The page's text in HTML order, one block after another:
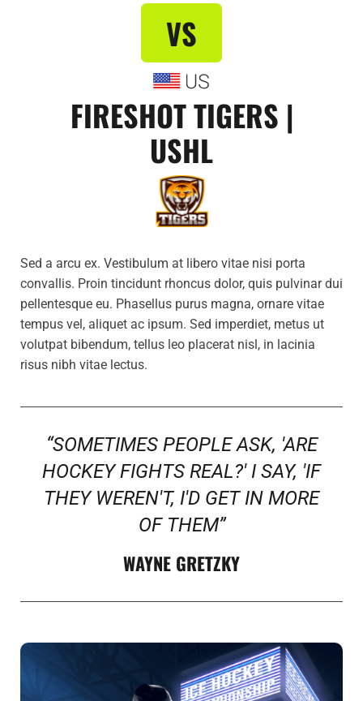
VS
FIRESHOT TIGERS |
USHL
Sed a arcu ex. Vestibulum at libero vitae nisi porta
convallis. Proin tincidunt rhoncus dolor, quis pulvinar dui
pellentesque eu. Phasellus purus magna, ornare vitae
tempus vel, aliquet ac ipsum. Sed imperdiet, metus ut
volutpat bibendum, tellus leo placerat nisl, in lacinia
risus nibh vitae lectus.
“SOMETIMES PEOPLE ASK, 'ARE
HOCKEY FIGHTS REAL?' I SAY, 'IF
THEY WEREN'T, I'D GET IN MORE
OF THEM”
WAYNE GRETZKY